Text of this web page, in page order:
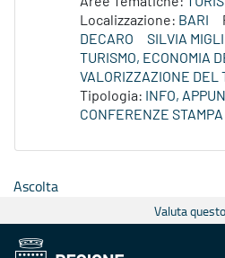
Localizzazione: BARI
DECARO
SILVIA
TURISMO, ECONOMIA
VALORIZZAZIONE DEL
Tipologia:
INFO,
CONFERENZE STAMPA
Ascolta
Valuta